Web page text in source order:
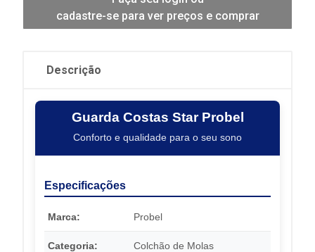
cadastre-se para ver preços e comprar
Descrição
Guarda Costas Star Probel
Conforto e qualidade para o seu sono
Especificações
Marca: Probel
Categoria: Colchão de Molas